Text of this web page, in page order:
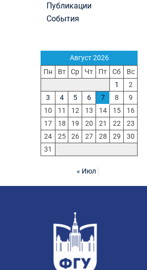
Публикации
События
Август 2026
Пн
Вт Ср Чт Пт Сб
Вс
1
2
3
4 5 6 7 8
9
10
11 12 13 14 15
16
17
18 19 20 21 22
23
24
25 26 27 28 29
30
31
« Июл